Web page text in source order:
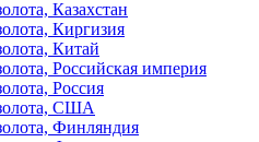
Казахстан
Киргизия
Китай
Российская империя
Россия
США
Финляндия